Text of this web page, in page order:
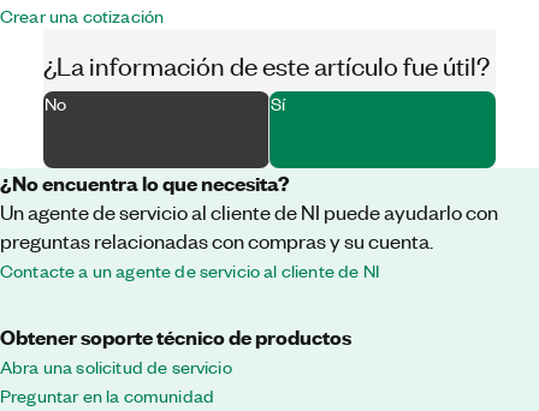
Crear una cotización
¿La información de este artículo fue útil?
No Sí
¿No encuentra lo que necesita?
Un agente de servicio al cliente de NI puede ayudarlo con
preguntas relacionadas con compras y su cuenta.
Contacte a un agente de servicio al cliente de NI
Obtener soporte técnico de productos
Abra una solicitud de servicio
Preguntar en la comunidad